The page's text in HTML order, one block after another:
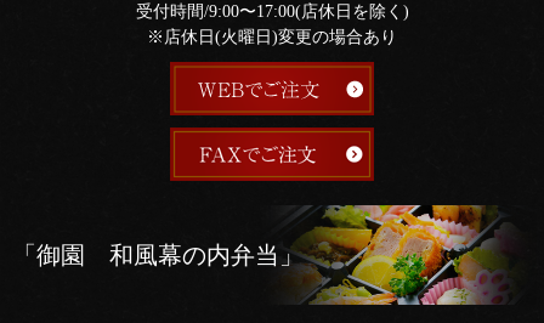
受付時間/9:00〜17:00(店休日を除く)
※店休日(火曜日)変更の場合あり
「御園 和風幕の内弁当」